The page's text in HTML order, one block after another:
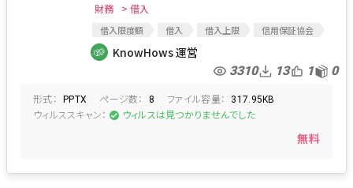
財務 > 借入
借入限度額 借入 借入上限
信用保証協会
個人借入
新型コロナウイルス
コロナショック
信用保証制度
経営安定関連保証
コロナ保証
コロナ保証制度
コロナウィルスによる経済対策
中小企業支援
KnowHows 運営
3310 13 1 0
形式： PPTX ページ数： 8 ファイル容量： 317.95KB
ウィルススキャン： ウィルスは見つかりませんでした
無料